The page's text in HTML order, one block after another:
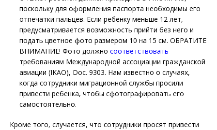
поскольку для оформления паспорта необходимы его
отпечатки пальцев. Если ребенку меньше 12 лет,
предусматривается возможность прийти без него и
подать цветное фото размером 10 на 15 см. ОБРАТИТЕ
ВНИМАНИЕ! Фото должно соответствовать
требованиям Международной ассоциации гражданской
авиации (IKAO), Doc. 9303. Нам известно о случаях,
когда сотрудники миграционной службы просили
привести ребенка, чтобы сфотографировать его
самостоятельно.
Кроме того, случается, что сотрудники просят привести